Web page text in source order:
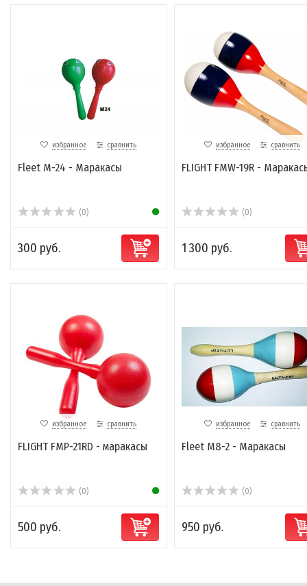
избранное сравнить
Fleet M-24 - Маракасы
(0)
300 руб.
избранное сравнить
FLIGHT FMW-19R -
(0)
1 300 руб.
избранное сравнить
FLIGHT FMP-21RD - маракасы
(0)
500 руб.
избранное сравнить
Fleet M8-2 - Маракасы
(0)
950 руб.